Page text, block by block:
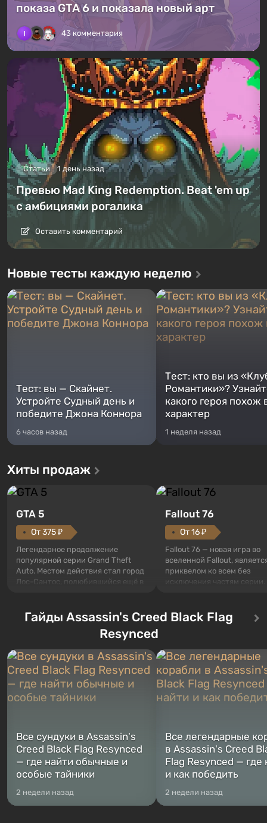
показа GTA 6 и показала новый арт
43 комментария
Статьи 1 день назад
Превью Mad King Redemption. Beat 'em up
с амбициями рогалика
Оставить комментарий
Новые тесты каждую неделю
Тест: вы — Скайнет.
Устройте Судный день и
победите Джона Коннора
6 часов назад
Тест: кто вы из
Романтики»?
какого героя похож
характер
1 неделя назад
Хиты продаж
GTA 5
От 375 ₽
Легендарное продолжение
популярной серии Grand Theft
Auto. Местом действия стал город
Лос-Сантос, полюбившийся ещё в
сразу трех персонажей: Майкла,
Тревора и Франклина, между
Жанр и...
Fallout 76
От 16 ₽
Fallout 76 — новая игра во
вселенной Fallout,
приквелом ко всем без
исключения частям серии.
Оно же, по задумке
Vault-Tec, должно
Место действия Fallout...
Гайды Assassin's Creed Black Flag
Resynced
Все сундуки в Assassin's
Creed Black Flag Resynced
— где найти обычные и
особые тайники
2 недели назад
Все легендарные
в Assassin's Creed
Flag Resynced — где
и как победить
2 недели назад